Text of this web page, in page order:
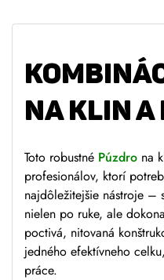
NA KLIN A
Toto robustné Púzdro na
profesionálov, ktorí
najdôležitejšie nástroje –
nielen po ruke, ale
poctivá, nitovaná
jedného efektívneho
práce.